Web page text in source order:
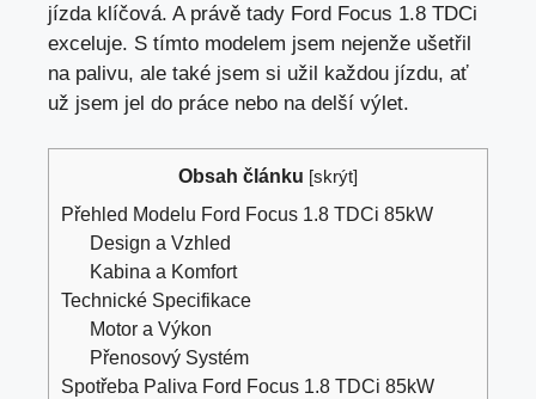
jízda klíčová. A právě tady Ford Focus 1.8 TDCi
exceluje. S tímto modelem jsem nejenže ušetřil
na palivu, ale také jsem si užil každou jízdu, ať
už jsem jel do práce nebo na delší výlet.
Obsah článku [skrýt]
Přehled Modelu Ford Focus 1.8 TDCi 85kW
Design a Vzhled
Kabina a Komfort
Technické Specifikace
Motor a Výkon
Přenosový Systém
Spotřeba Paliva Ford Focus 1.8 TDCi 85kW